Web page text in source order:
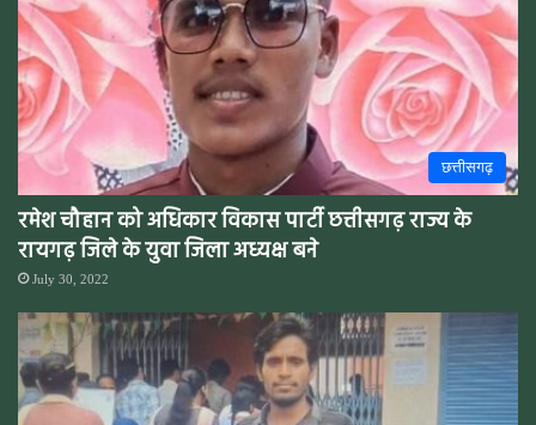
छत्तीसगढ़
रमेश चौहान को अधिकार विकास पार्टी छत्तीसगढ़ राज्य के
रायगढ़ जिले के युवा जिला अध्यक्ष बने
July 30, 2022